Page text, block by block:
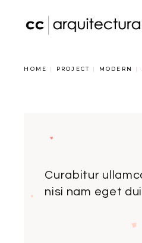
HOME PROJECT MODERN
Curabitur
nisi nam eget